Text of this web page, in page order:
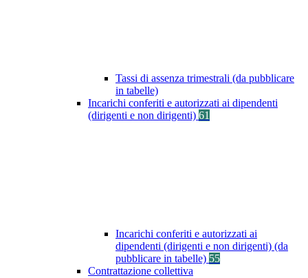
Tassi di assenza trimestrali (da pubblicare
in tabelle)
Incarichi conferiti e autorizzati ai dipendenti
(dirigenti e non dirigenti) 61
Incarichi conferiti e autorizzati ai
dipendenti (dirigenti e non dirigenti) (da
pubblicare in tabelle) 55
Contrattazione collettiva